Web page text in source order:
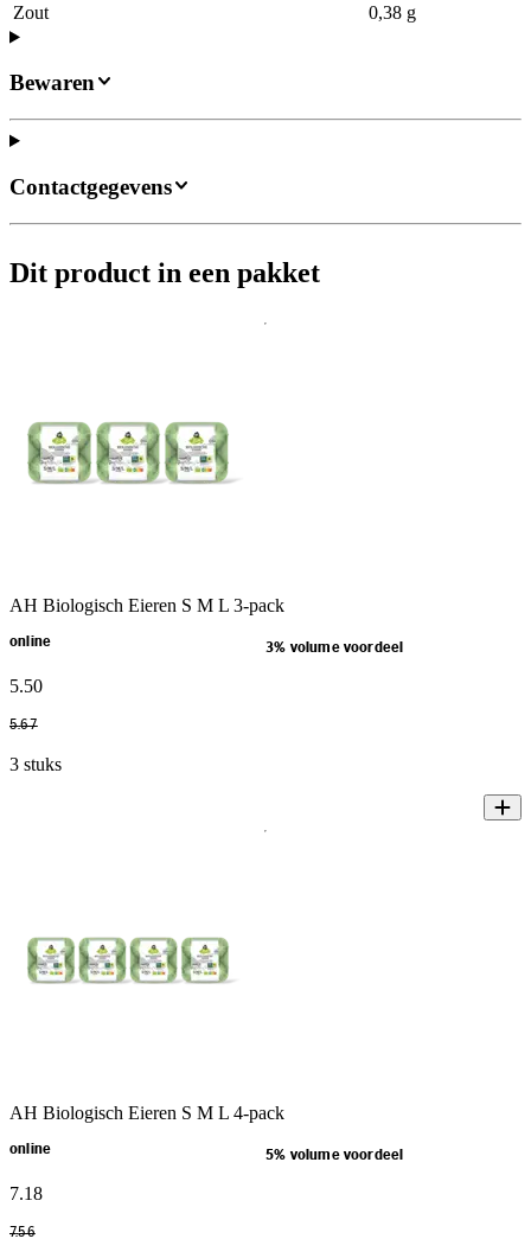
Zout
0,38 g
Bewaren
Contactgegevens
Dit product in een pakket
AH Biologisch Eieren S M L 3-pack
online 3% volume voordeel
5.50
5.67
3 stuks
AH Biologisch Eieren S M L 4-pack
online 5% volume voordeel
7.18
7.56